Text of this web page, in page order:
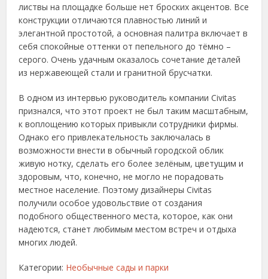
листвы на площадке больше нет броских акцентов. Все
конструкции отличаются плавностью линий и
элегантной простотой, а основная палитра включает в
себя спокойные оттенки от пепельного до тёмно –
серого. Очень удачным оказалось сочетание деталей
из нержавеющей стали и гранитной брусчатки.
В одном из интервью руководитель компании Civitas
признался, что этот проект не был таким масштабным,
к воплощению которых привыкли сотрудники фирмы.
Однако его привлекательность заключалась в
возможности внести в обычный городской облик
живую нотку, сделать его более зелёным, цветущим и
здоровым, что, конечно, не могло не порадовать
местное население. Поэтому дизайнеры Civitas
получили особое удовольствие от создания
подобного общественного места, которое, как они
надеются, станет любимым местом встреч и отдыха
многих людей.
Категории: Необычные сады и парки